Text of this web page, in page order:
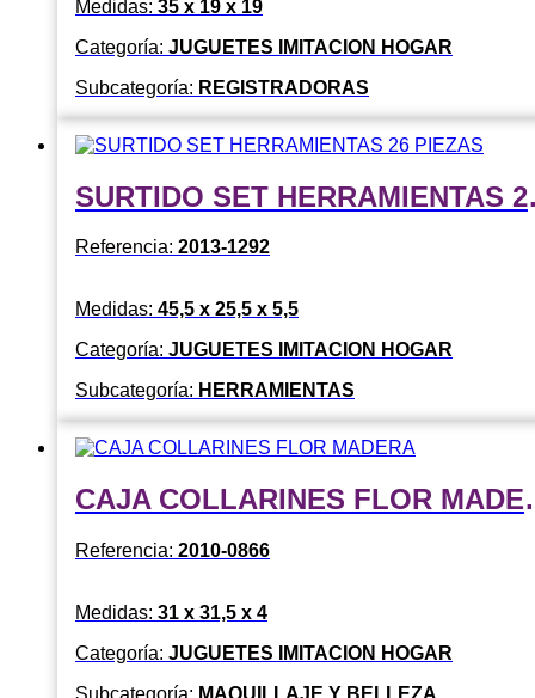
Medidas: 35 x 19 x 19
Categoría: JUGUETES IMITACION HOGAR
Subcategoría: REGISTRADORAS
Referencia: 2013-1292
Medidas: 45,5 x 25,5 x 5,5
Categoría: JUGUETES IMITACION HOGAR
Subcategoría: HERRAMIENTAS
CAJA
Referencia: 2010-0866
Medidas: 31 x 31,5 x 4
Categoría: JUGUETES IMITACION HOGAR